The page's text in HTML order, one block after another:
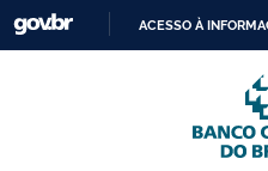
Skip to main content
ACESSO À